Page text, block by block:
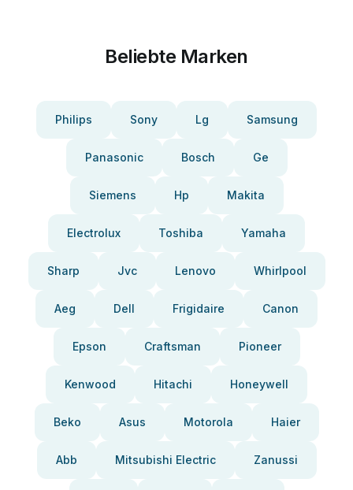
Beliebte Marken
Philips Sony Lg Samsung
Panasonic Bosch Ge
Siemens Hp Makita
Electrolux Toshiba Yamaha
Sharp Jvc Lenovo Whirlpool
Aeg Dell Frigidaire Canon
Epson Craftsman Pioneer
Kenwood Hitachi Honeywell
Beko Asus Motorola Haier
Abb Mitsubishi Electric Zanussi